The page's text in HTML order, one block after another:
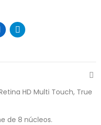
HD Multi Touch, True
de 8 núcleos.